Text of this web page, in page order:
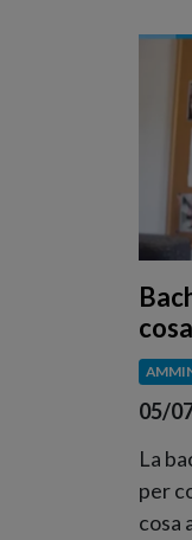
05/
La
per
cosa